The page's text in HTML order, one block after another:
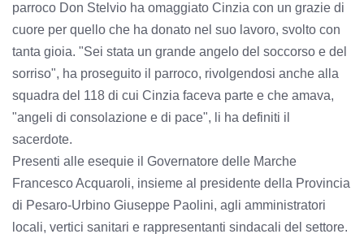
parroco Don Stelvio ha omaggiato Cinzia con un grazie di
cuore per quello che ha donato nel suo lavoro, svolto con
tanta gioia. "Sei stata un grande angelo del soccorso e del
sorriso", ha proseguito il parroco, rivolgendosi anche alla
squadra del 118 di cui Cinzia faceva parte e che amava,
"angeli di consolazione e di pace", li ha definiti il
sacerdote.
Presenti alle esequie il Governatore delle Marche
Francesco Acquaroli, insieme al presidente della Provincia
di Pesaro-Urbino Giuseppe Paolini, agli amministratori
locali, vertici sanitari e rappresentanti sindacali del settore.